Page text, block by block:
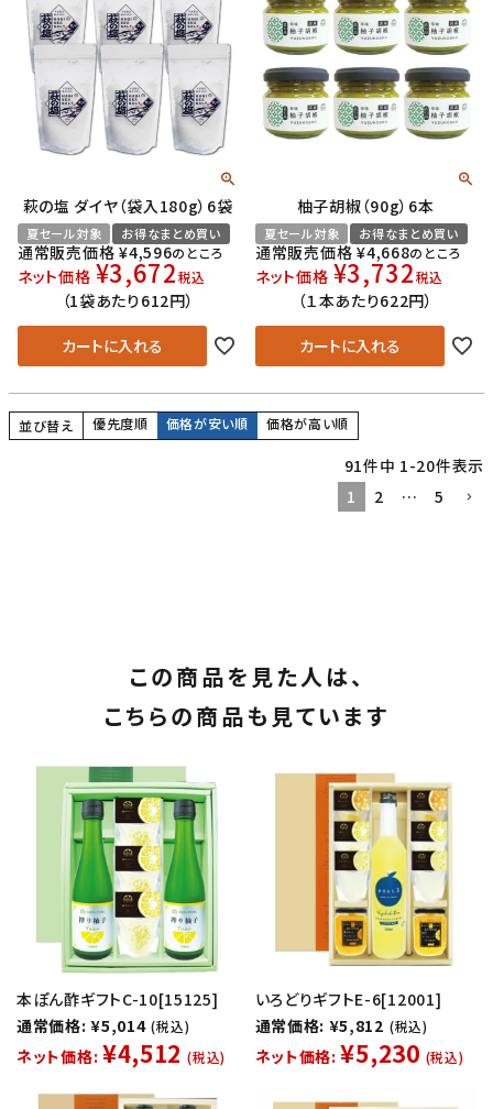
萩の塩 ダイヤ（袋入180g）6袋
夏セール対象 お得なまとめ買い
通常販売価格 ¥4,596のところ
ネット価格 ¥3,672税込
（1袋あたり612円）
カートに入れる
柚子胡椒（90g）6本
夏セール対象 お得なまとめ買い
通常販売価格 ¥4,668のところ
ネット価格 ¥3,732税込
（１本あたり622円）
カートに入れる
並び替え 優先度順 価格が安い順 価格が高い順
91件中 1-20件表示
1
2 … 5
この商品を見た人は、
こちらの商品も見ています
本ぽん酢ギフトC-10[15125]
通常価格: ¥5,014 (税込)
ネット価格: ¥4,512 (税込)
いろどりギフトE-6[12001]
通常価格: ¥5,812 (税込)
ネット価格: ¥5,230 (税込)